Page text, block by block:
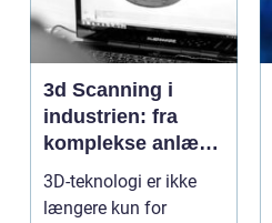
3d Scanning i
industrien: fra
komplekse anlæg
til præcise
beslutninger
3D-teknologi er ikke
længere kun for